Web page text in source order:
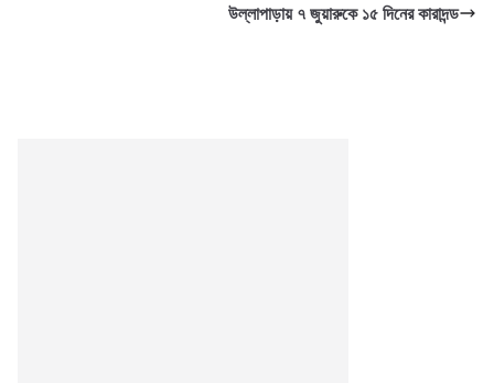
উল্লাপাড়ায় ৭ জুয়ারুকে ১৫ দিনের কারাদন্ড